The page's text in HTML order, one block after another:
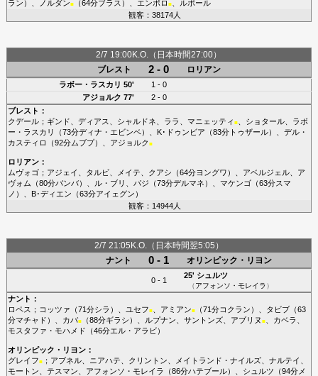
ラン ）、 ノルダン■（64分ブラス ）、 エンボロ ■、 ルポール
観客：38174人
2/7 19:00K.O.（日本時間27:00）
ブレスト
2 - 0 ロリアン
ラボー・ラスカリ 50'
1 - 0
アジョルク 77'
2 - 0
ブレスト ：
クデール； ギンド ディアス シャルドネ ララ マニェッティ ■、 ショタール、 ラボ
ー・ラスカリ
（73分ディナ・エビンベ）、 K･ドゥンビア （83分トゥザール）、 デル・
カスティロ
（92分ムブプ）、 アジョルク ■
ロリアン：
ムヴォゴ； アジェイ タルビ、 メイテ クアシ （64分ヨングワ ）、 アベルジェル、 ア
ヴォム （80分バンバ）、 ル・ブリ パジ （73分デルマネ ）、 マケンゴ（63分スマ
ノ ）、 B･ディエン （63分アイェグン ）
観客：14944人
2/7 21:05K.O.（日本時間翌5:05）
ナント
0 - 1 オリンピック・リヨン
0 - 1
25' シュルツ
（アフォンソ・モレイラ）
ナント ：
ロペス ； コッツァ （71分シラ ）、 ユセフ■、 アミアン■（71分コクラン ）、 タビブ（63
分マチャド ）、 カバ■（88分ギラシ ）、 ルプナン サントンズ、 アブリヌ ■、 カベラ
モスタファ・モハメド （46分エル・アラビ）
オリンピック・リヨン：
グレイフ■； アブネル、 ニアハテ クリントン メイトランド・ナイルズ、 ナルテイ
モートン
テスマン アフォンソ・モレイラ （86分ハテブール）、 シュルツ （94分メ